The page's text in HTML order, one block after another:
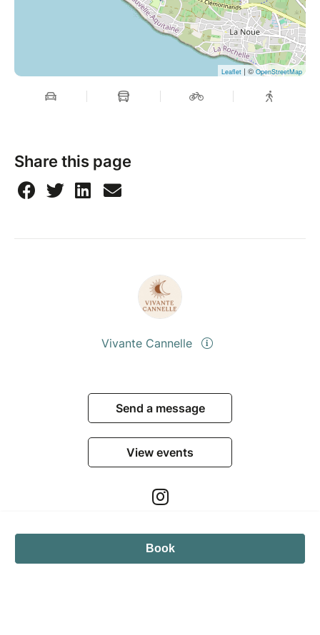
Leaflet | ©OpenStreetMap
Share this page
Vivante Cannelle
Send a message
View events
Book